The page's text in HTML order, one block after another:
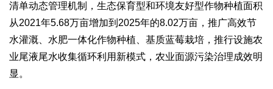
清单动态管理机制，生态保育型和环境友好型作物种植面积
从2021年5.68万亩增加到2025年的8.02万亩，推广高效节
水灌溉、水肥一体化作物种植、基质蓝莓栽培，推行设施农
业尾液尾水收集循环利用新模式，农业面源污染治理成效明
显。